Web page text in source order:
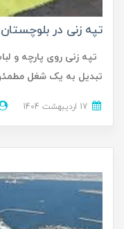
تپه زنی در بلوچستان
تپه زنی روی پارچه و
تبدیل به یک شغل